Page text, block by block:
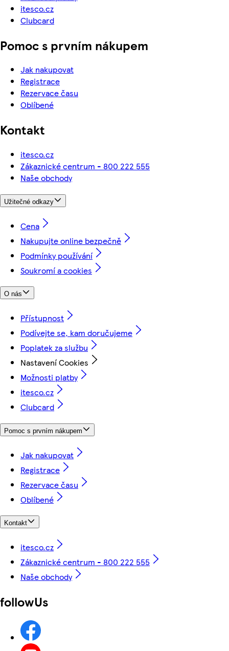
itesco.cz
Clubcard
Pomoc s prvním nákupem
Jak nakupovat
Registrace
Rezervace času
Oblíbené
Kontakt
itesco.cz
Zákaznické centrum - 800 222 555
Naše obchody
Užitečné odkazy
Cena
Nakupujte online bezpečně
Podmínky používání
Soukromí a cookies
O nás
Přístupnost
Podívejte se, kam doručujeme
Poplatek za službu
Nastavení Cookies
Možnosti platby
itesco.cz
Clubcard
Pomoc s prvním nákupem
Jak nakupovat
Registrace
Rezervace času
Oblíbené
Kontakt
itesco.cz
Zákaznické centrum - 800 222 555
Naše obchody
followUs